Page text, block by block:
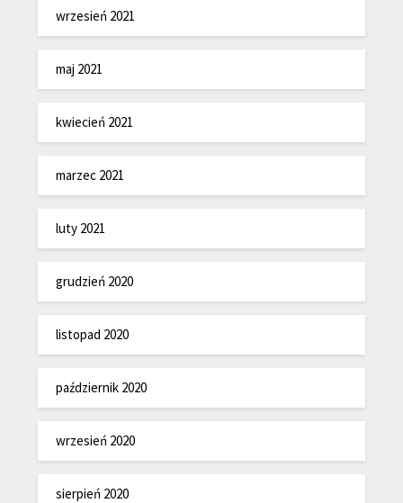
wrzesień 2021
maj 2021
kwiecień 2021
marzec 2021
luty 2021
grudzień 2020
listopad 2020
październik 2020
wrzesień 2020
sierpień 2020